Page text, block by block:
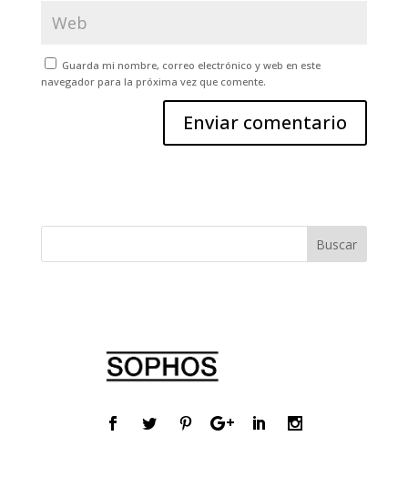
Guarda mi nombre, correo electrónico y web en este
navegador para la próxima vez que comente.